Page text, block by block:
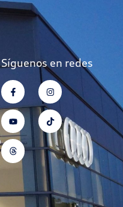
Síguenos en redes